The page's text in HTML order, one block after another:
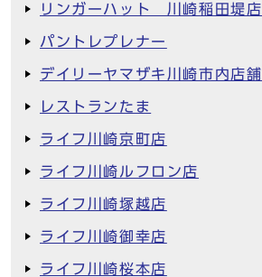
リンガーハット 川崎稲田堤店
パントレプレナー
デイリーヤマザキ川崎市内店舗
レストランたま
ライフ川崎京町店
ライフ川崎ルフロン店
ライフ川崎塚越店
ライフ川崎御幸店
ライフ川崎桜本店